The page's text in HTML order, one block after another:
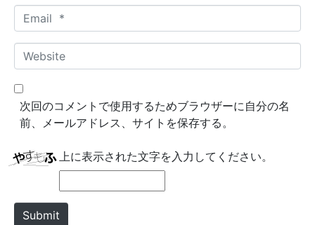
m
*
m
a
*
W
e
b
e
次回のコメントで使用するためブラウザーに自分の名
前、メールアドレス、サイトを保存する。
上に表示された文字を入力してください。
Submit